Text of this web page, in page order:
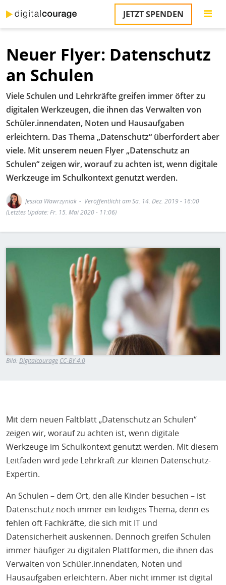
zum
Inhalt
JETZT SPENDEN
Neuer Flyer: Datenschutz
an Schulen
Viele Schulen und Lehrkräfte greifen immer öfter zu
digitalen Werkzeugen, die ihnen das Verwalten von
Schüler.innendaten, Noten und Hausaufgaben
erleichtern. Das Thema „Datenschutz“ überfordert aber
viele. Mit unserem neuen Flyer „Datenschutz an
Schulen“ zeigen wir, worauf zu achten ist, wenn digitale
Werkzeuge im Schulkontext genutzt werden.
Jessica Wawrzyniak
Veröffentlicht am Sa. 14. Dez. 2019 - 16:00
(Letztes Update: Fr. 15. Mai 2020 - 11:06)
Bild
Bild:Digitalcourage CC-BY 4.0
Mit dem neuen Faltblatt „Datenschutz an Schulen“
zeigen wir, worauf zu achten ist, wenn digitale
Werkzeuge im Schulkontext genutzt werden. Mit diesem
Leitfaden wird jede Lehrkraft zur kleinen Datenschutz-
Expertin.
An Schulen – dem Ort, den alle Kinder besuchen – ist
Datenschutz noch immer ein leidiges Thema, denn es
fehlen oft Fachkräfte, die sich mit IT und
Datensicherheit auskennen. Dennoch greifen Schulen
immer häufiger zu digitalen Plattformen, die ihnen das
Verwalten von Schüler.innendaten, Noten und
Hausaufgaben erleichtern. Aber nicht immer ist digital